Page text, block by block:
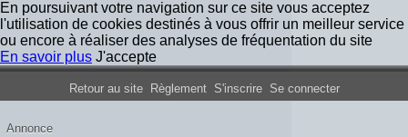
En poursuivant votre navigation sur ce site vous acceptez
l'utilisation de cookies destinés à vous offrir un meilleur service
ou encore à réaliser des analyses de fréquentation du site
En savoir plus J'accepte
Forum Iron Maiden France
Retour au site Règlement S'inscrire Se connecter
Annonce